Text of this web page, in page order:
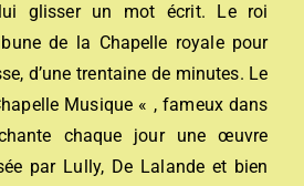
glisser un mot écrit. Le roi
de la Chapelle royale pour
d’une trentaine de minutes. Le
Musique « , fameux dans
chaque jour une œuvre
par Lully, De Lalande et bien